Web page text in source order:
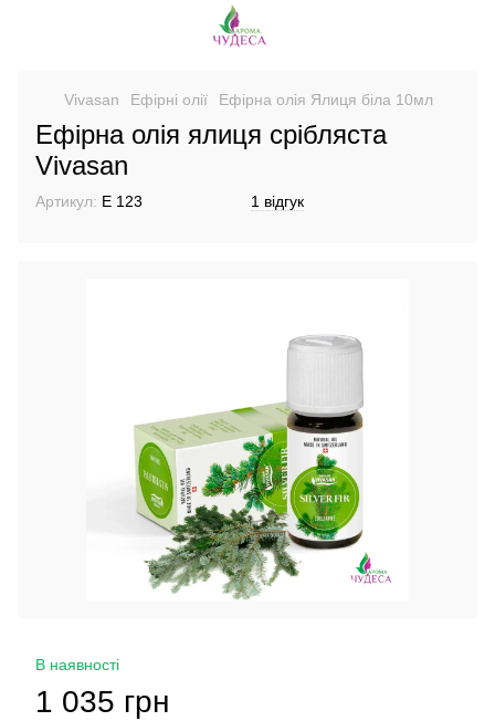
Vivasan Ефірні олії Ефірна олія Ялиця біла 10мл
Ефірна олія ялиця срібляста
Vivasan
Артикул: E 123 1 відгук
В наявності
1 035 грн